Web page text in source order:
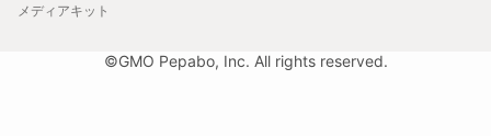
メディアキット
©GMO Pepabo, Inc. All rights reserved.